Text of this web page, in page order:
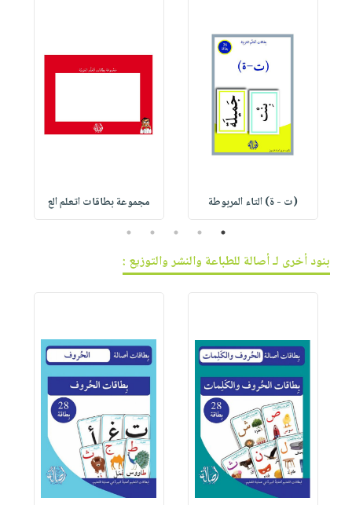
(ت - ة) التاء المربوطة مجموعة بطاقات اتعلم الع
1
2
3
4
5
بنود أخرى لـ أصالة للطباعة والنشر والتوزيع :